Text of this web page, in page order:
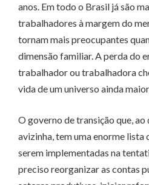
anos. Em todo o Brasil já são
trabalhadores à margem do
tornam mais preocupantes
dimensão familiar. A perda do
trabalhador ou trabalhadora
vida de um universo ainda
O governo de transição que, ao
avizinha, tem uma enorme lista
serem implementadas na
preciso reorganizar as contas